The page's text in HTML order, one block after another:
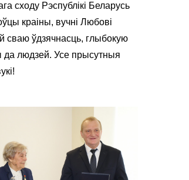
сходу Рэспублікі Беларусь
краіны, вучні Любові
сваю ўдзячнасць, глыбокую
да людзей. Усе прысутныя